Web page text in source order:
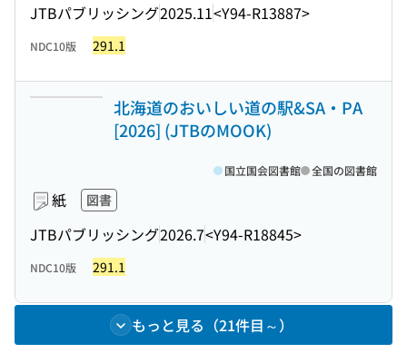
JTBパブリッシング2025.11<Y94-R13887>
NDC10版 291.1
北海道のおいしい道の駅&SA・PA
[2026] (JTBのMOOK)
紙 図書
JTBパブリッシング2026.7<Y94-R18845>
国立国会図書館 全国の図書館
NDC10版 291.1
もっと見る（21件目～）